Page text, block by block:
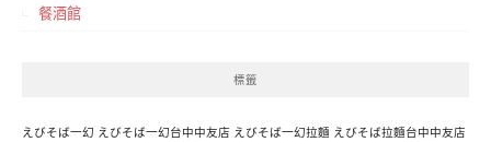
餐酒館
標籤
えびそば一幻 えびそば一幻台中中友店 えびそば一幻拉麵 えびそば拉麵台中中友店